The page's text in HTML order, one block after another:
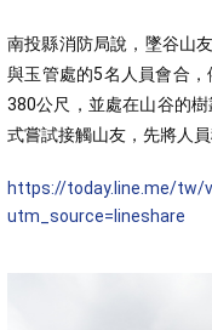
南投縣消防局說，墜谷山
與玉管處的5名人員會合
380公尺，並處在山谷的
式嘗試接觸山友，先將人
https://today.line.me/tw/
utm_source=lineshare